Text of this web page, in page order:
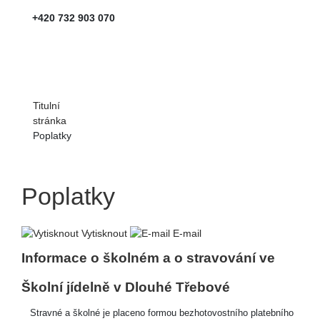
+420 732 903 070
Titulní
stránka
Poplatky
Poplatky
Vytisknout E-mail
Informace o školném a o stravování ve
Školní jídelně v Dlouhé Třebové
Stravné a školné je placeno formou bezhotovostního platebního